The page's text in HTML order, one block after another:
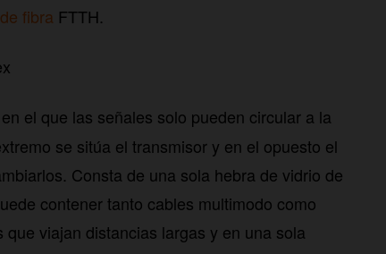
fibra FTTH.
el que las señales solo pueden circular a la
se sitúa el transmisor y en el opuesto el
Consta de una sola hebra de vidrio de
contener tanto cables multimodo como
viajan distancias largas y en una sola